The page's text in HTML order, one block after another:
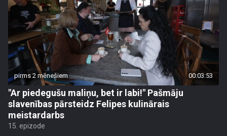
pirms 2 mēnešiem 00:03:53
"Ar piedegušu maliņu, bet ir labi!" Pašmāju
slavenības pārsteidz Felipes kulinārais
meistardarbs
15. epizode